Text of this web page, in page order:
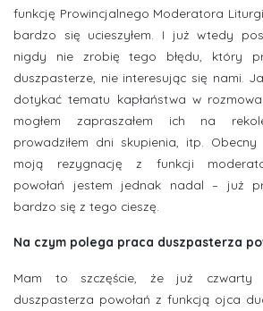
funkcję Prowincjalnego Moderatora
bardzo się ucieszyłem. I już wtedy
nigdy nie zrobię tego błędu, który
duszpasterze, nie interesując się nami.
dotykać tematu kapłaństwa w
mogłem zapraszałem ich na
prowadziłem dni skupienia, itp. Obecny
moją rezygnację z funkcji
powołań jestem jednak nadal – już
bardzo się z tego cieszę.
Na czym polega praca duszpasterza
Mam to szczęście, że już czwarty
duszpasterza powołań z funkcją ojca